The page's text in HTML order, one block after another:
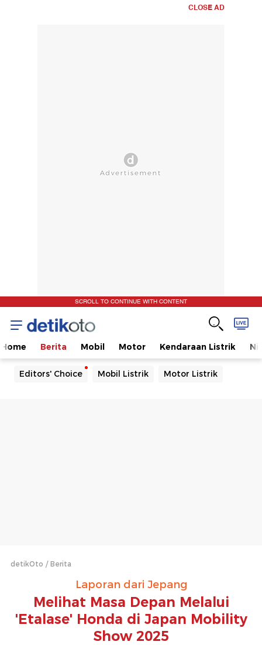
CLOSE AD
SCROLL TO CONTINUE WITH CONTENT
Home Berita Mobil Motor Kendaraan Listrik
Editors' Choice Mobil Listrik Motor Listrik
detikOto Berita
Laporan dari Jepang
Melihat Masa Depan Melalui
'Etalase' Honda di Japan Mobility
Show 2025